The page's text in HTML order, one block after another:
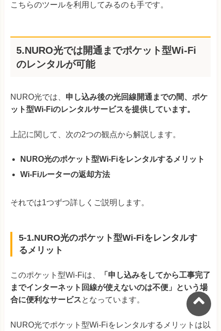
こちらのツールを利用してみるのも手です。
5.NURO光では開通までポケット型Wi-Fi
のレンタルが可能
NURO光では、 申し込み後の光回線開通までの間、ポケ
ット型Wi-Fiのレンタルサービスを提供しています。
上記に関して、次の2つの観点から解説します。
NURO光のポケット型Wi-Fiをレンタルするメリット
Wi-Fiルーターの返却方法
それでは1つずつ詳しくご説明します。
5-1.NURO光のポケット型Wi-Fiをレンタルす
るメリット
このポケット型Wi-Fiは、
「申し込みをしてから工事完了
までインターネット回線が使えないのは不便」という場
合に便利なサービスとなっています。
NURO光でポケット型Wi-Fiをレンタルするメリットは以